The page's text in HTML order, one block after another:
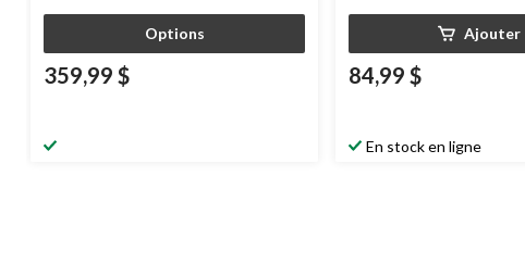
Options
359,99 $
Ajouter
84,99 $
En stock en ligne